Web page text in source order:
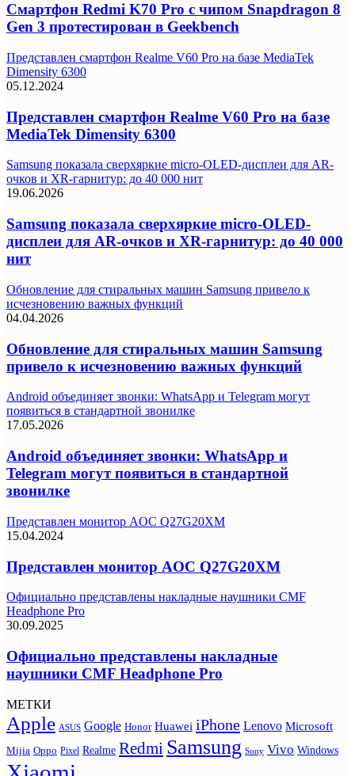
Смартфон Redmi K70 Pro с чипом Snapdragon 8
Gen 3 протестирован в Geekbench
Представлен смартфон Realme V60 Pro на базе MediaTek
Dimensity 6300
05.12.2024
Представлен смартфон Realme V60 Pro на базе
MediaTek Dimensity 6300
Samsung показала сверхяркие micro-OLED-дисплеи для AR-
очков и XR-гарнитур: до 40 000 нит
19.06.2026
Samsung показала сверхяркие micro-OLED-
дисплеи для AR-очков и XR-гарнитур: до 40 000
нит
Обновление для стиральных машин Samsung привело к
исчезновению важных функций
04.04.2026
Обновление для стиральных машин Samsung
привело к исчезновению важных функций
Android объединяет звонки: WhatsApp и Telegram могут
появиться в стандартной звонилке
17.05.2026
Android объединяет звонки: WhatsApp и
Telegram могут появиться в стандартной
звонилке
Представлен монитор AOC Q27G20XM
15.04.2024
Представлен монитор AOC Q27G20XM
Официально представлены накладные наушники CMF
Headphone Pro
30.09.2025
Официально представлены накладные
наушники CMF Headphone Pro
МЕТКИ
Apple ASUS Google Honor Huawei iPhone Lenovo Microsoft
Mijia Oppo Pixel Realme Redmi Samsung Sony Vivo Windows